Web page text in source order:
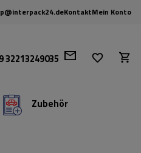
KontaktMein Konto
32213249035
Zubehör